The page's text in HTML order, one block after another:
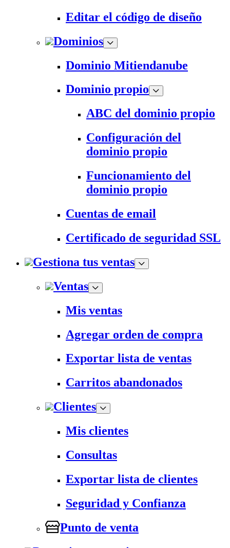
Editar el código de diseño
Dominios
Dominio Mitiendanube
Dominio propio
ABC del dominio propio
Configuración del
dominio propio
Funcionamiento del
dominio propio
Cuentas de email
Certificado de seguridad SSL
Gestiona tus ventas
Ventas
Mis ventas
Agregar orden de compra
Exportar lista de ventas
Carritos abandonados
Clientes
Mis clientes
Consultas
Exportar lista de clientes
Seguridad y Confianza
Punto de venta